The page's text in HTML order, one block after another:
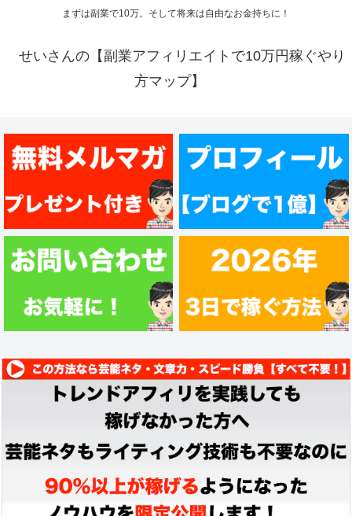
まずは副業で10万。そして将来は自由なお金持ちに！
せいさんの【副業アフィリエイトで10万円稼ぐやり
方マップ】